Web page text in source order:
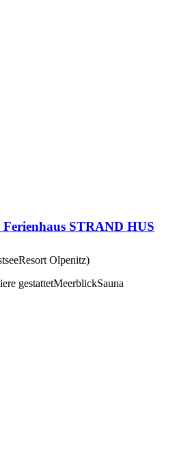
Ferienhaus STRAND HUS
Olpenitz)
gestattetMeerblickSauna